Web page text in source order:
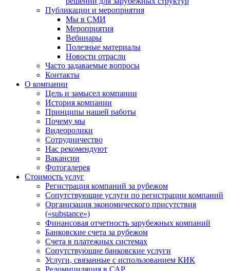
Публикации и мероприятия
Мы в СМИ
Мероприятия
Вебинары
Полезные материалы
Новости отрасли
Часто задаваемые вопросы
Контакты
О компании
Цель и замысел компании
История компании
Принципы нашей работы
Почему мы
Видеоролики
Сотрудничество
Нас рекомендуют
Вакансии
Фотогалерея
Стоимость услуг
Регистрация компаний за рубежом
Сопутствующие услуги по регистрации компаний
Организация экономического присутствия
(«substance»)
Финансовая отчетность зарубежных компаний
Банковские счета за рубежом
Счета в платежных системах
Сопутствующие банковские услуги
Услуги, связанные с использованием КИК
Редомициляция в САР